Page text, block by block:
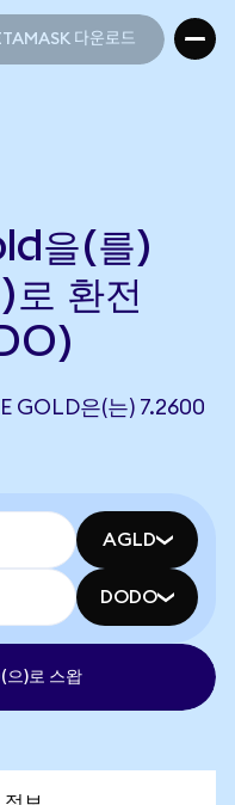
다운로드
을(를)
환전
GOLD은(는) 7.2600
AGLD
DODO
으)로 스왑